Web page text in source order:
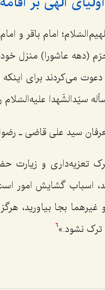
امام باقر و
(دهه عاشورا) منزل
دعوت می‌کردند برای
سیّدالشّهدا علیه‌السّلام
سید علی قاضی ـ
تعزیه‌داری و زیارت
اسباب گشایش امور
غیرهما بجا بیاورید،
نشود.»6